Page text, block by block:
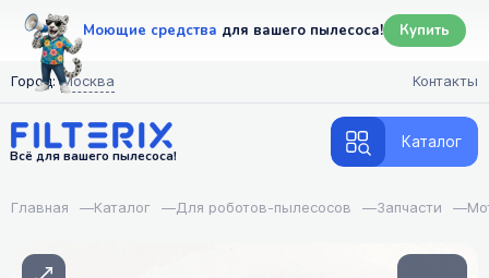
Моющие средства для вашего пылесоса! Купить
Город: Москва Контакты
Всё для вашего пылесоса!
Каталог
Главная —Каталог —Для роботов-пылесосов —Запчасти —